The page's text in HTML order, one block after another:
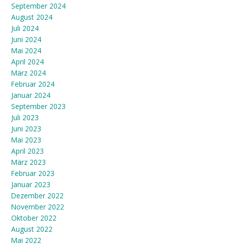
September 2024
August 2024
Juli 2024
Juni 2024
Mai 2024
April 2024
März 2024
Februar 2024
Januar 2024
September 2023
Juli 2023
Juni 2023
Mai 2023
April 2023
März 2023
Februar 2023
Januar 2023
Dezember 2022
November 2022
Oktober 2022
August 2022
Mai 2022